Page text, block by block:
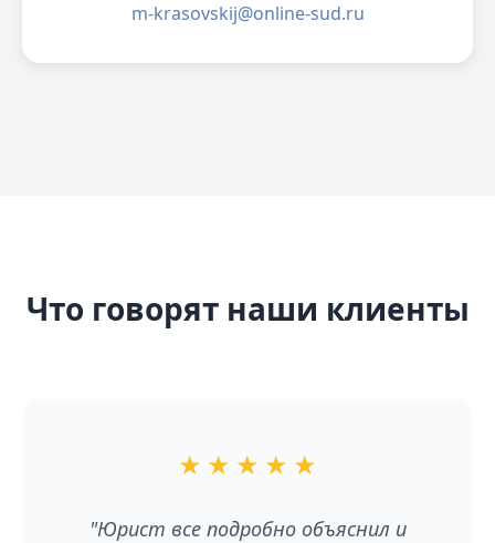
m-krasovskij@online-sud.ru
Что говорят наши клиенты
★ ★ ★ ★ ★
"Юрист все подробно объяснил и